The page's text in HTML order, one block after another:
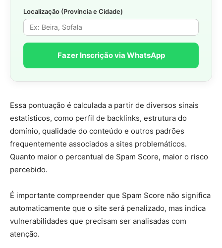
Localização (Província e Cidade)
Fazer Inscrição via WhatsApp
Essa pontuação é calculada a partir de diversos sinais
estatísticos, como perfil de backlinks, estrutura do
domínio, qualidade do conteúdo e outros padrões
frequentemente associados a sites problemáticos.
Quanto maior o percentual de Spam Score, maior o risco
percebido.
É importante compreender que Spam Score não significa
automaticamente que o site será penalizado, mas indica
vulnerabilidades que precisam ser analisadas com
atenção.